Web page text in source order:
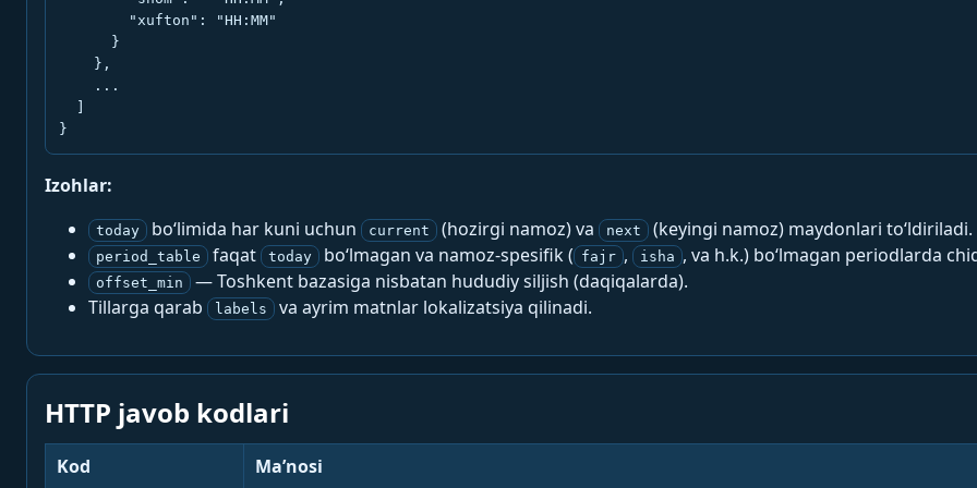
        "xufton": "HH:MM"
      }
    },
    ...
}
Izohlar:
today bo‘limida har kuni uchun current (hozirgi namoz) va next (keyingi namoz) maydonlari to‘ldiriladi.
period_table faqat today bo‘lmagan va namoz-spesifik ( fajr , isha , va h.k.) bo‘lmagan periodlarda
offset_min
— Toshkent bazasiga nisbatan hududiy siljish (daqiqalarda).
Tillarga qarab
labels va ayrim matnlar lokalizatsiya qilinadi.
HTTP javob kodlari
Kod Ma’nosi